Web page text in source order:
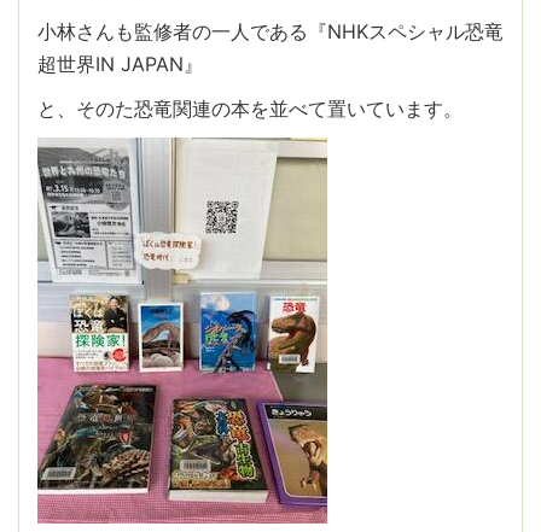
小林さんも監修者の一人である『NHKスペシャル恐竜
超世界IN JAPAN』
と、そのた恐竜関連の本を並べて置いています。